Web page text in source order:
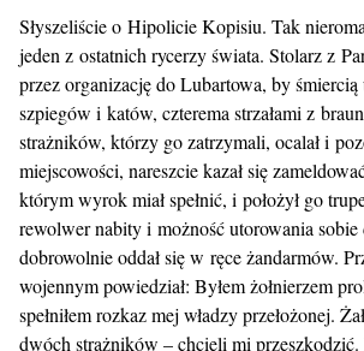
Słyszeliście o Hipolicie Kopisiu. Tak
jeden z ostatnich rycerzy świata. Stolarz z
przez organizację do Lubartowa, by śmiercią
szpiegów i katów, czterema strzałami z
strażników, którzy go zatrzymali, ocalał i
miejscowości, nareszcie kazał się
którym wyrok miał spełnić, i położył go
rewolwer nabity i możność utorowania
dobrowolnie oddał się w ręce żandarmów.
wojennym powiedział: Byłem żołnierzem
spełniłem rozkaz mej władzy przełożonej.
dwóch strażników – chcieli mi